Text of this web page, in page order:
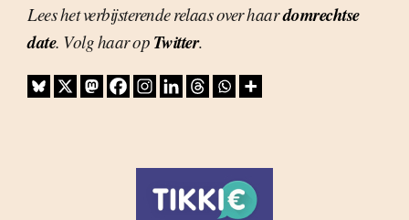
Lees het verbijsterende relaas over haardomrechtse
date. Volg haar op Twitter.